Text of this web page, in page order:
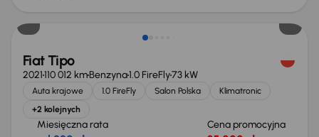
Fiat Tipo
2021110 012 kmBenzyna1.0 FireFly73 kW
Auta krajowe 1.0 FireFly Salon Polska
Klimatronic
+2 kolejnych
Miesięczna rata Cena promocyjna